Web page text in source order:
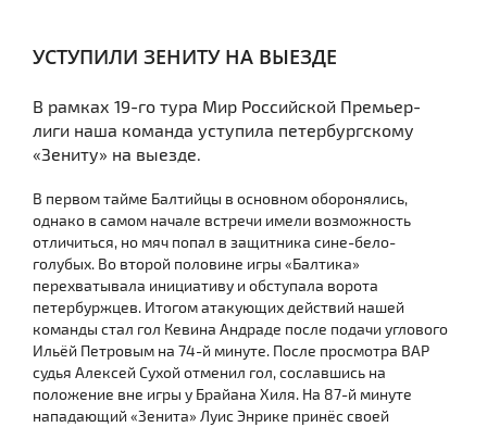
УСТУПИЛИ ЗЕНИТУ НА ВЫЕЗДЕ
В рамках 19-го тура Мир Российской Премьер-
лиги наша команда уступила петербургскому
«Зениту» на выезде.
В первом тайме Балтийцы в основном оборонялись,
однако в самом начале встречи имели возможность
отличиться, но мяч попал в защитника сине-бело-
голубых. Во второй половине игры «Балтика»
перехватывала инициативу и обступала ворота
петербуржцев. Итогом атакующих действий нашей
команды стал гол Кевина Андраде после подачи углового
Ильёй Петровым на 74-й минуте. После просмотра ВАР
судья Алексей Сухой отменил гол, сославшись на
положение вне игры у Брайана Хиля. На 87-й минуте
нападающий «Зенита» Луис Энрике принёс своей